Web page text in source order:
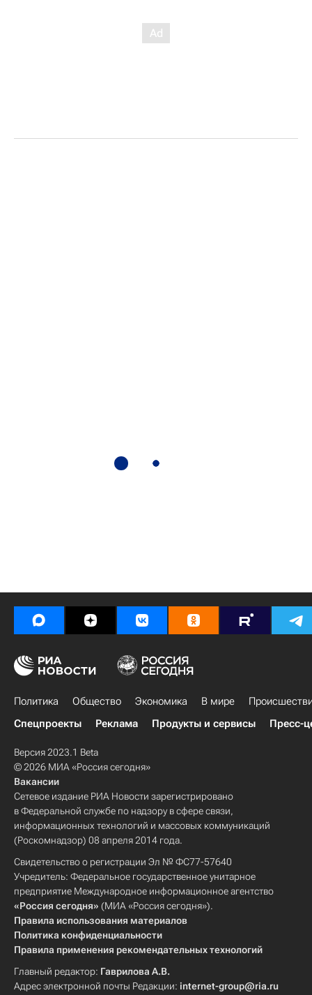
Политика Общество Экономика В мире
Спецпроекты
Реклама Продукты и сервисы Пресс-
Версия 2023.1 Beta
© 2026 МИА «Россия сегодня»
Вакансии
Сетевое издание РИА Новости зарегистрировано
в Федеральной службе по надзору в сфере связи,
информационных технологий и массовых коммуникаций
(Роскомнадзор) 08 апреля 2014 года.
Свидетельство о регистрации Эл № ФС77-57640
Учредитель: Федеральное государственное унитарное
предприятие Международное информационное агентство
«Россия сегодня» (МИА «Россия сегодня»).
Правила использования материалов
Политика конфиденциальности
Правила применения рекомендательных технологий
Главный редактор: Гаврилова А.В.
Адрес электронной почты Редакции: internet-group@ria.ru